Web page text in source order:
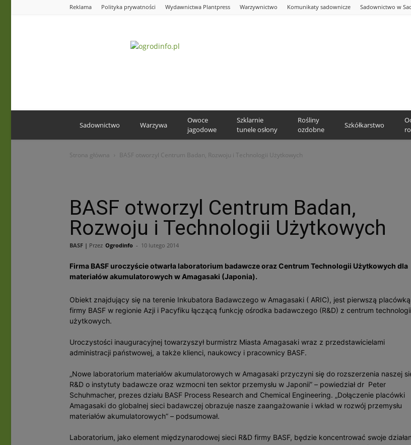
Reklama Polityka prywatności Wydawnictwa Plantpress Warzywnictwo Komunikaty sadownicze Sadownictwo w
Sadownictwo Warzywa
Owoce
jagodowe
Szklarnie
tunele osłony
Rośliny
ozdobne
Szkółkarstwo
Strona główna BASF otworzyl Centrum Badan, Rozwoju i Technologii Użytkowych
BASF otworzyl Centrum Badan,
Rozwoju i Technologii Użytkowych
BASF | Przez Ogrodinfo - 10 lutego 2014
Firma BASF uroczyście otwarła laboratorium badawcze oraz Centrum Technologii Użytkowych dla
materiałów akumulatorowych w Amagasaki (Japonia).
Obiekt znajdujący się na terenie Inkubatora Badawczego w Amagasaki ( ARIC), jest pierwszą placówką
firmy BASF w regionie Azji i Pacyfiku łączącą funkcję ośrodka badawczego (R&D) z centrum technologii
użytkowych.
Uroczystości inauguracyjnej towarzyszył burmistrz Miasta Amagasaki wraz z przedstawicielami
administracji państwowej, a także klienci, naukowcy i pracownicy BASF.
„Nowe laboratorium materiałów akumulatorowych w Amagasaki przyczyni się do rozszerzenia naszej
R&D o instytuty badawcze oraz wzmocni ten sektor przemysłu w Japonii” – powiedział dr Peter
Schuhmacher, prezes działu BASF Process Research and Chemical Engineering. „Dołączenie placówki
Amagasaki do globalnej sieci badawczej obrazuje nasze zaangażowanie i wkład w rozwój przemysłu
materiałów akumulatorowych” – podsumował.
Laboratorium, jako element międzynarodowej sieci R&D firmy BASF, będzie koncentrować swoje